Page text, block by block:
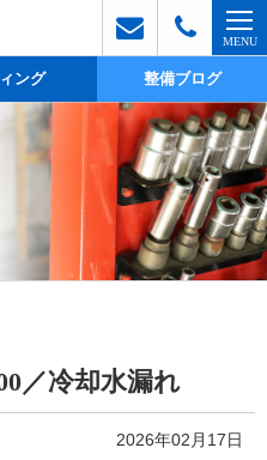
ング 整備ブログ
／冷却水漏れ
2026年02月17日